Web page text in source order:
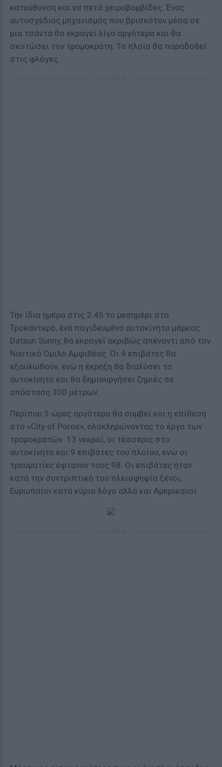
κατεύθυνση και να πετά χειροβομβίδες. Ένας
αυτοσχέδιος μηχανισμός που βρισκόταν μέσα σε
μια τσάντα θα εκραγεί λίγο αργότερα και θα
σκοτώσει τον τρομοκράτη. Το πλοίο θα παραδοθεί
στις φλόγες.
Την ίδια ημέρα στις 2.45 το μεσημέρι στο
Τροκαντερό, ένα παγιδευμένο αυτοκίνητο μάρκας
Datsun Sunny, θα εκραγεί ακριβώς απέναντι από τον
Ναυτικό Όμιλο Αμφιθέας. Οι 4 επιβάτες θα
εξαϋλωθούν, ενώ η έκρηξη θα διαλύσει το
αυτοκίνητο και θα δημιουργήσει ζημιές σε
απόσταση 300 μέτρων.
Περίπου 5 ώρες αργότερα θα συμβεί και η επίθεση
στο «City of Poros», ολοκληρώνοντας το έργο των
τρομοκρατών. 13 νεκροί, οι τέσσερις στο
αυτοκίνητο και 9 επιβάτες του πλοίου, ενώ οι
τραυματίες έφταναν τους 98. Οι επιβάτες ήταν
κατά την συντριπτική του πλειοψηφία ξένοι,
Ευρωπαίοι κατά κύριο λόγο αλλά και Αμερικανοί.